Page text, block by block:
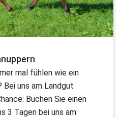
mal fühlen wie ein
Bei uns am Landgut
Buchen Sie einen
3 Tagen bei uns am